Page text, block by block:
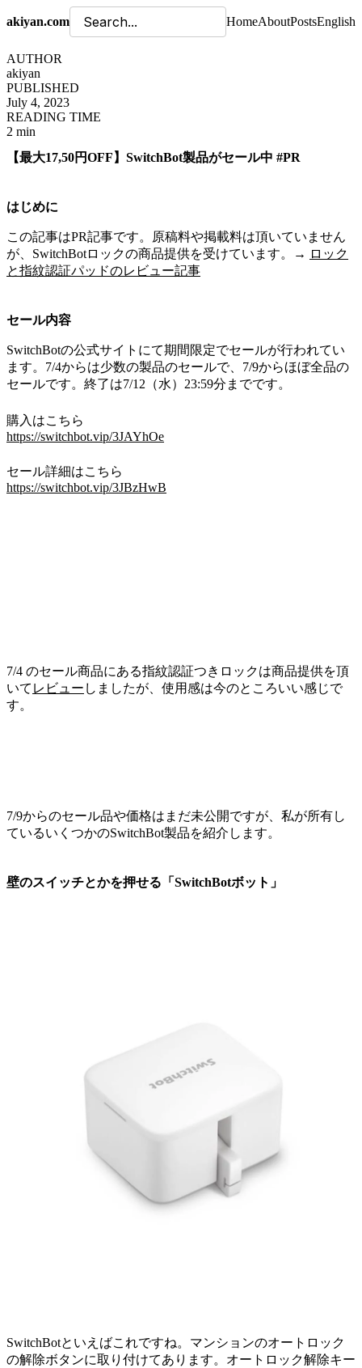
akiyan.com HomeAboutPostsEnglish
AUTHOR
akiyan
PUBLISHED
July 4, 2023
READING TIME
2 min
【最大17,50円OFF】SwitchBot製品がセール中 #PR
はじめに
この記事はPR記事です。原稿料や掲載料は頂いていません
が、SwitchBotロックの商品提供を受けています。→ ロック
と指紋認証パッドのレビュー記事
セール内容
SwitchBotの公式サイトにて期間限定でセールが行われてい
ます。7/4からは少数の製品のセールで、7/9からほぼ全品の
セールです。終了は7/12（水）23:59分までです。
購入はこちら
https://switchbot.vip/3JAYhOe
セール詳細はこちら
https://switchbot.vip/3JBzHwB
7/4 のセール商品にある指紋認証つきロックは商品提供を頂
いて レビュー しましたが、使用感は今のところいい感じで
す。
7/9からのセール品や価格はまだ未公開ですが、私が所有し
ているいくつかのSwitchBot製品を紹介します。
壁のスイッチとかを押せる「SwitchBotボット」
SwitchBotといえばこれですね。マンションのオートロック
の解除ボタンに取り付けてあります。オートロック解除キー